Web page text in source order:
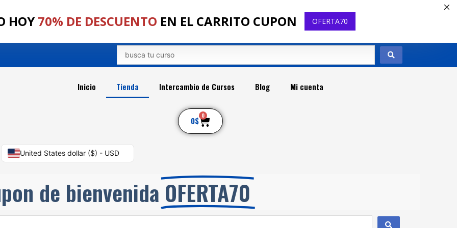
HOY70% DE DESCUENTO EN EL CARRITO CUPON OFERTA70
Search
...
Inicio Tienda Intercambio de Cursos Blog Mi cuenta
0$ 0 Cart
United States dollar ($) - USD
de bienvenida OFERTA70